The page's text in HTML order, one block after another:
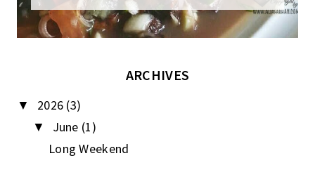
ARCHIVES
▼ 2026 (3)
▼ June (1)
Long Weekend